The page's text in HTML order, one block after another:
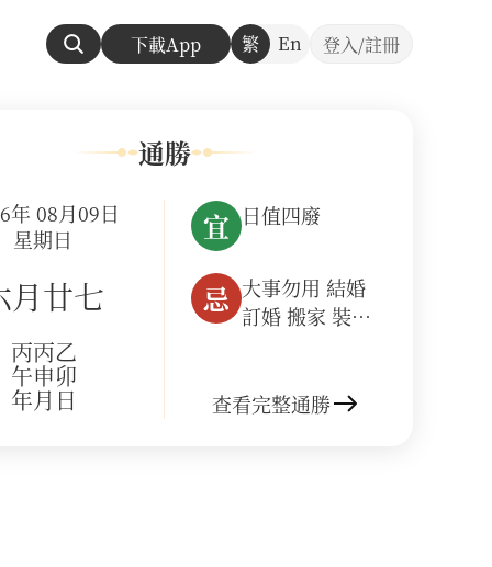
下載App 繁 En 登入/註冊
通勝
年 08月09日
星期日
月廿七
丙午年丙申月乙卯日
宜 日值四廢
忌 大事勿用 結婚
訂婚 搬家 裝修
查看完整通勝